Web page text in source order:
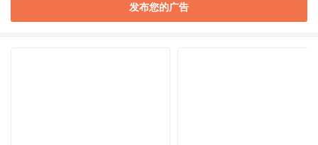
发布您的广告